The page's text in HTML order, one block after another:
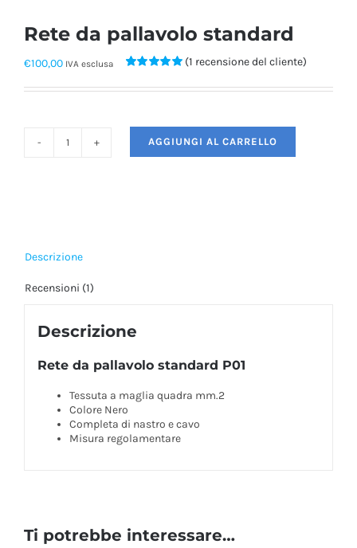
Rete da pallavolo standard
€100,00 IVA esclusa
su 5 su base di
(1 recensione del cliente)
Rete
AGGIUNGI AL CARRELLO
Descrizione
Recensioni (1)
Descrizione
Rete da pallavolo standard P01
Tessuta a maglia quadra mm.2
Colore Nero
Completa di nastro e cavo
Misura regolamentare
Ti potrebbe interessare…